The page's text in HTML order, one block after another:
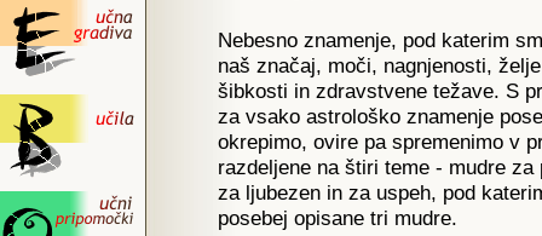
Nebesno znamenje, pod katerim
naš značaj, moči, nagnjenosti,
šibkosti in zdravstvene težave. S
za vsako astrološko znamenje
okrepimo, ovire pa spremenimo v
razdeljene na štiri teme - mudre
za ljubezen in za uspeh, pod
posebej opisane tri mudre.